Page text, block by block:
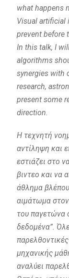
what happens
Visual artificial
prevent before
In this talk, I
algorithms
synergies with
research,
present some
direction.
Η τεχνητή
αντίληψη και
εστιάζει στο
βιντεο και να
άθλημα
αιμάτωμα
του παγετώνα
δεδομένα”.
μηχανικής
αναλύει